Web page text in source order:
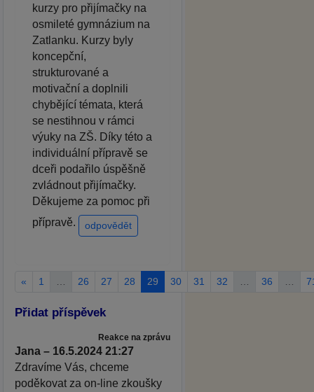
kurzy pro přijímačky na
osmileté gymnázium na
Zatlanku. Kurzy byly
koncepční,
strukturované a
motivační a doplnili
chybějící témata, která
se nestihnou v rámci
výuky na ZŠ. Díky této a
individuální přípravě se
dceři podařilo úspěšně
zvládnout přijímačky.
Děkujeme za pomoc při
přípravě.
odpovědět
« 1 26 27 28 29 30 31 32 36
Přidat příspěvek
Reakce na zprávu
Jana – 16.5.2024 21:27
Zdravíme Vás, chceme
poděkovat za on-line zkoušky